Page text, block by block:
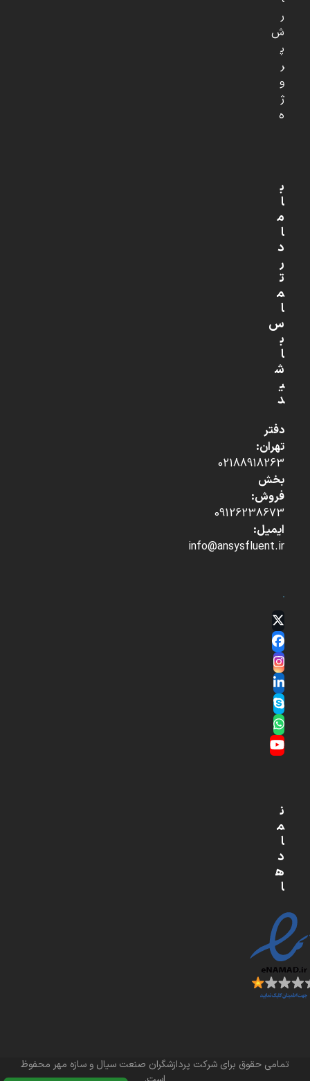
ر
ش
پ
ر
و
ژ
ه
ب
ا
م
ا
د
ر
ت
م
ا
س
ب
ا
ش
ی
د
دفتر
تهران:
02188918263
بخش
فروش:
09126238673
ایمیل:
info@ansysfluent.ir
Twitter
(deprecated)
Facebook
Instagram
LinkedIn
Skype
Whatsapp
YouTube
ن
م
ا
د
ه
ا
تمامی حقوق برای شرکت پردازشگران صنعت سیال و سازه مهر محفوظ